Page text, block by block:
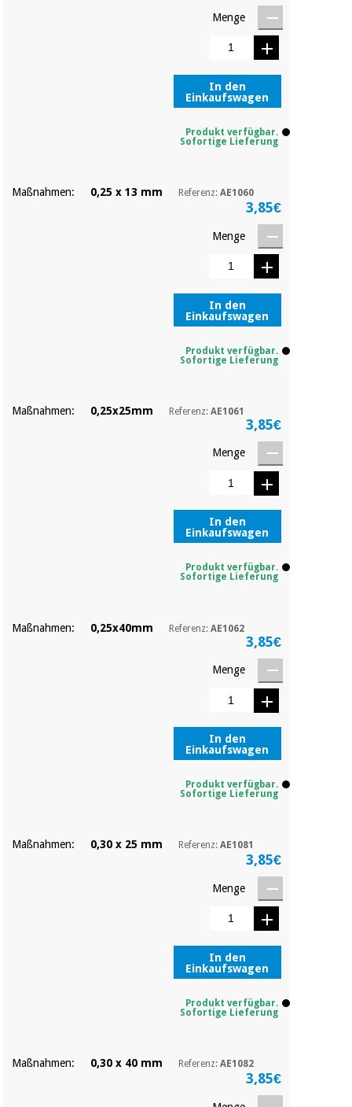
Menge
In den
Einkaufswagen
Produkt verfügbar.
Sofortige Lieferung
Maßnahmen: 0,25 x 13 mm Referenz:AE1060
3,85€
Menge
In den
Einkaufswagen
Produkt verfügbar.
Sofortige Lieferung
Maßnahmen: 0,25x25mm Referenz:AE1061
3,85€
Menge
In den
Einkaufswagen
Produkt verfügbar.
Sofortige Lieferung
Maßnahmen: 0,25x40mm Referenz:AE1062
3,85€
Menge
In den
Einkaufswagen
Produkt verfügbar.
Sofortige Lieferung
Maßnahmen: 0,30 x 25 mm Referenz:AE1081
3,85€
Menge
In den
Einkaufswagen
Produkt verfügbar.
Sofortige Lieferung
Maßnahmen: 0,30 x 40 mm Referenz:AE1082
3,85€